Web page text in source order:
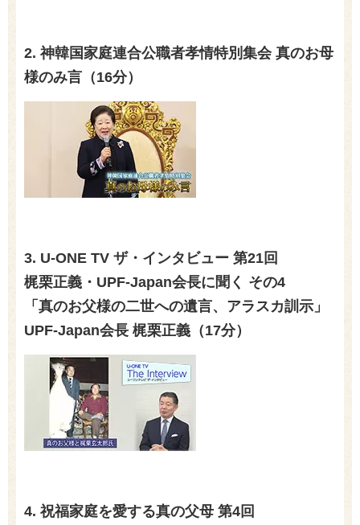
2. 神韓国家庭連合公職者孝情特別集会 真のお母
様のみ言（16分）
3. U-ONE TV ザ・インタビュー 第21回
梶栗正義・ UPF-Japan会長に聞く その4
「真のお父様の二世への遺言、アラスカ訓示」
UPF-Japan会長 梶栗正義（17分）
4. 祝福家庭を愛する真の父母 第4回